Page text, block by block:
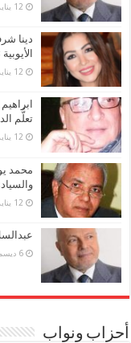
12 يناير، 2026
دينا
الأيوبية 3
12 يناير، 2026
تعلُّم
12 يناير، 2026
محمد
12 يناير، 2026
6 ديسمبر، 2025
أحزاب ونواب